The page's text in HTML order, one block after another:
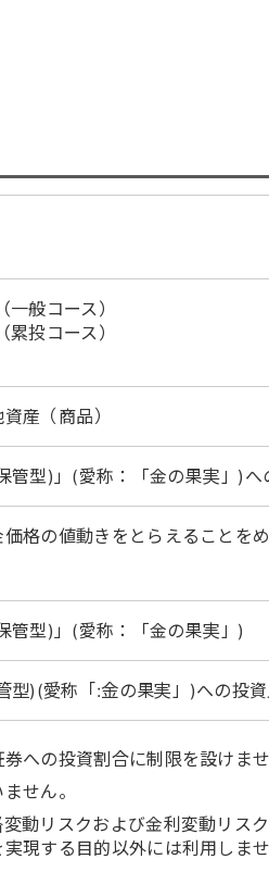
般コース）
投コース）
産（商品）
管型)」(愛称：「金の果実」)へ
格の値動きをとらえることを
管型)」(愛称：「金の果実」)
型)(愛称「:金の果実」)への投
への投資割合に制限を設けませ
せん。
動リスクおよび金利変動リス
現する目的以外には利用しませ